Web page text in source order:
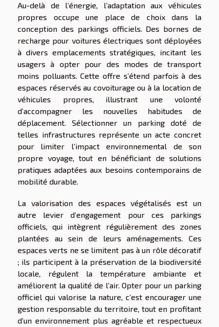
Au-delà de l’énergie, l’adaptation aux véhicules
propres occupe une place de choix dans la
conception des parkings officiels. Des bornes de
recharge pour voitures électriques sont déployées
à divers emplacements stratégiques, incitant les
usagers à opter pour des modes de transport
moins polluants. Cette offre s’étend parfois à des
espaces réservés au covoiturage ou à la location de
véhicules propres, illustrant une volonté
d’accompagner les nouvelles habitudes de
déplacement. Sélectionner un parking doté de
telles infrastructures représente un acte concret
pour limiter l’impact environnemental de son
propre voyage, tout en bénéficiant de solutions
pratiques adaptées aux besoins contemporains de
mobilité durable.
La valorisation des espaces végétalisés est un
autre levier d’engagement pour ces parkings
officiels, qui intègrent régulièrement des zones
plantées au sein de leurs aménagements. Ces
espaces verts ne se limitent pas à un rôle décoratif
; ils participent à la préservation de la biodiversité
locale, régulent la température ambiante et
améliorent la qualité de l’air. Opter pour un parking
officiel qui valorise la nature, c’est encourager une
gestion responsable du territoire, tout en profitant
d’un environnement plus agréable et respectueux